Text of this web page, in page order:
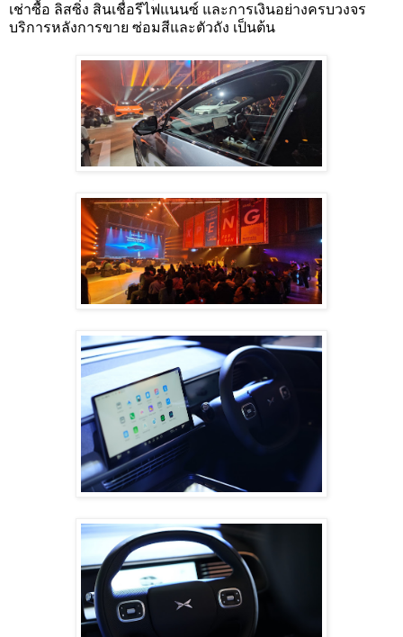
เช่าซื้อ ลิสซิ่ง สินเชื่อรีไฟแนนซ์ และการเงินอย่างครบวงจร
บริการหลังการขาย ซ่อมสีและตัวถัง เป็นต้น